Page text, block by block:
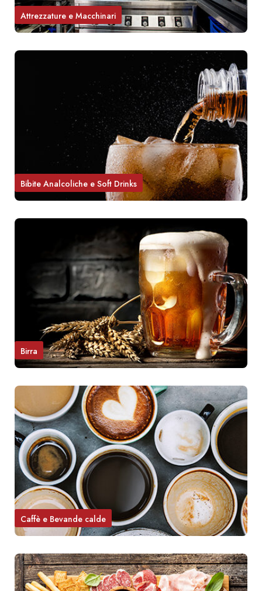
Attrezzature e Macchinari
Bibite Analcoliche e Soft Drinks
Birra
Caffè e Bevande calde